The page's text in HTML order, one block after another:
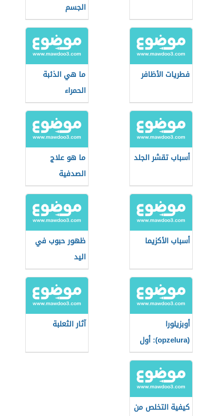
الجسم
فطريات الأظافر
ما هي الذئبة
الحمراء
أسباب تقشر الجلد
ما هو علاج
الصدفية
أسباب الأكزيما
ظهور حبوب في
اليد
أوبزيلورا
(opzelura): أول
دواء يُعيد التصبغ
لمرضى البهاق
آثار الثعلبة
كيفية التخلص من